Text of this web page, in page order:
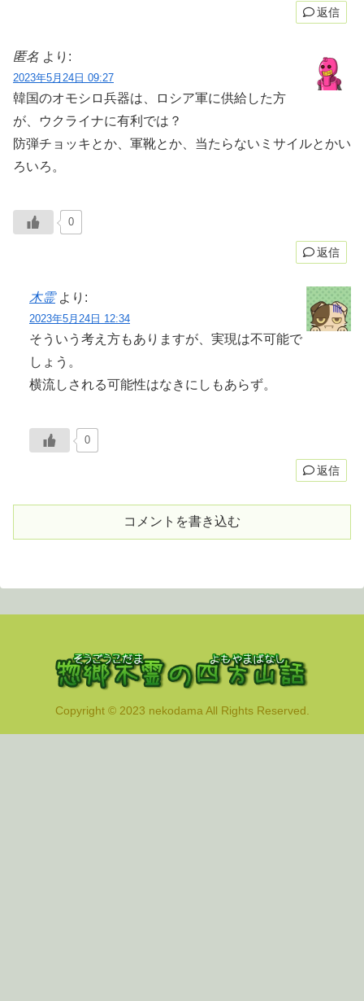
返信
匿名 より:
2023年5月24日 09:27
韓国のオモシロ兵器は、ロシア軍に供給した方
が、ウクライナに有利では？
防弾チョッキとか、軍靴とか、当たらないミサイルとかい
ろいろ。
0
返信
木霊 より:
2023年5月24日 12:34
そういう考え方もありますが、実現は不可能で
しょう。
横流しされる可能性はなきにしもあらず。
0
返信
コメントを書き込む
Copyright © 2023 nekodama All Rights Reserved.